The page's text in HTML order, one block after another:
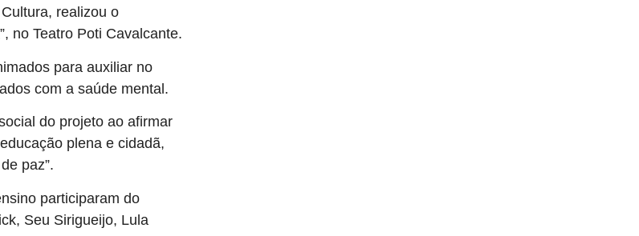
realizou o
no Teatro Poti Cavalcante.
para auxiliar no
com a saúde mental.
do projeto ao afirmar
plena e cidadã,
paz”.
participaram do
Seu Sirigueijo, Lula